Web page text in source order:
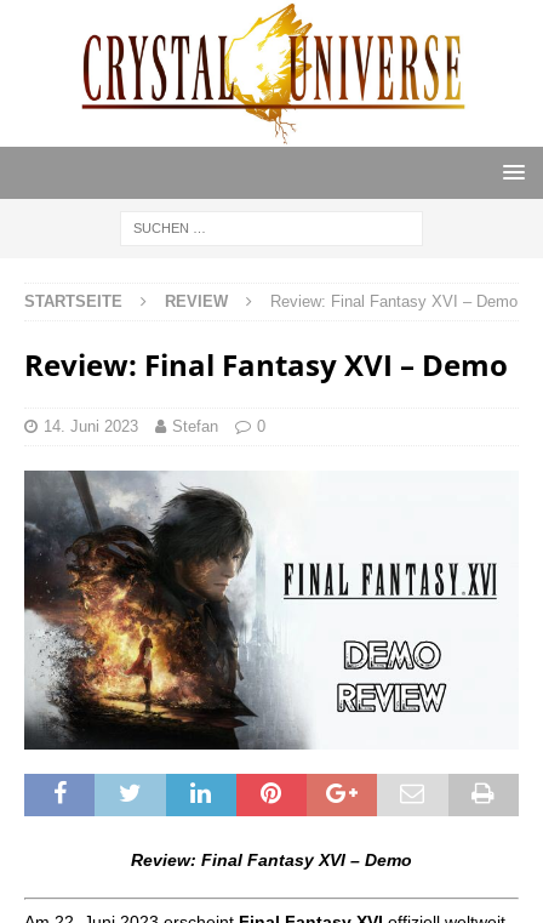
STARTSEITE REVIEW Review: Final Fantasy XVI – Demo
Review: Final Fantasy XVI – Demo
14. Juni 2023 Stefan 0
Review: Final Fantasy XVI – Demo